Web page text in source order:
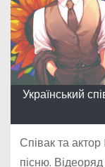
Український
Співак та
пісню. Відеоряд